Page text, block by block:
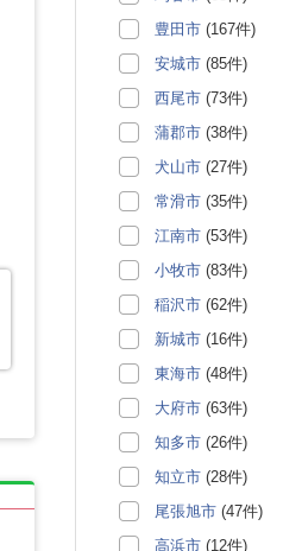
豊田市 (167件)
安城市 (85件)
西尾市 (73件)
蒲郡市 (38件)
犬山市 (27件)
常滑市 (35件)
江南市 (53件)
小牧市 (83件)
稲沢市 (62件)
新城市 (16件)
東海市 (48件)
大府市 (63件)
知多市 (26件)
知立市 (28件)
尾張旭市 (47件)
高浜市 (12件)